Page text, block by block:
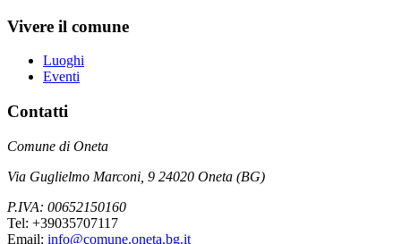
Vivere il comune
Luoghi
Eventi
Contatti
Comune di Oneta
Via Guglielmo Marconi, 9 24020 Oneta (BG)
P.IVA: 00652150160
Tel: +39035707117
Email: info@comune.oneta.bg.it